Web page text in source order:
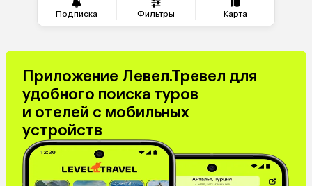
Подписка Фильтры Карта
Таджикистан
Венгрия
Болгария
Приложение Левел.Тревел для
удобного поиска туров
и отелей с мобильных
устройств